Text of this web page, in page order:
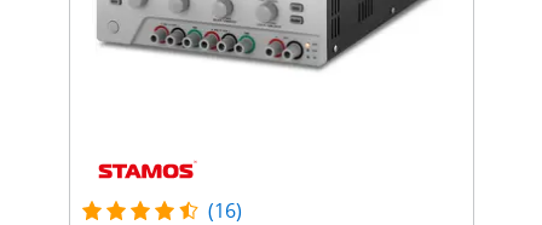
(16)